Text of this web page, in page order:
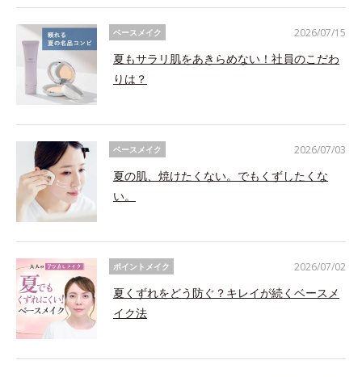
ベースメイク
夏もサラリ肌をあきらめない！社員のこだわ
りは？
2026/07/15
ベースメイク
夏の肌、焼けたくない。でもくずしたくな
い。
2026/07/03
ポイントメイク
夏くずれをどう防ぐ？キレイが続くベースメ
イク法
2026/07/02